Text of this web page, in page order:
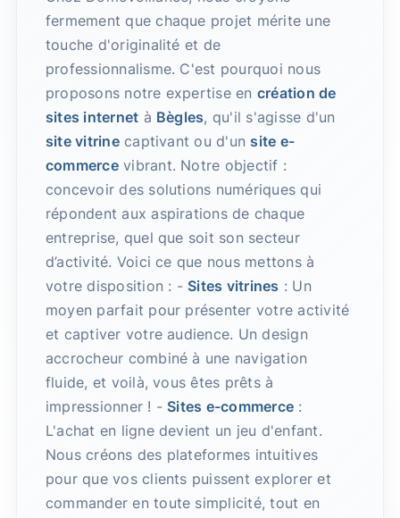
fermement que chaque projet mérite une
touche d'originalité et de
professionnalisme. C'est pourquoi nous
proposons notre expertise en création de
sites internet à Bègles, qu'il s'agisse d'un
site vitrinecaptivant ou d'un site e-
commercevibrant. Notre objectif :
concevoir des solutions numériques qui
répondent aux aspirations de chaque
entreprise, quel que soit son secteur
d’activité. Voici ce que nous mettons à
votre disposition : - Sites vitrines : Un
moyen parfait pour présenter votre activité
et captiver votre audience. Un design
accrocheur combiné à une navigation
fluide, et voilà, vous êtes prêts à
impressionner ! - Sites e-commerce :
L'achat en ligne devient un jeu d'enfant.
Nous créons des plateformes intuitives
pour que vos clients puissent explorer et
commander en toute simplicité, tout en